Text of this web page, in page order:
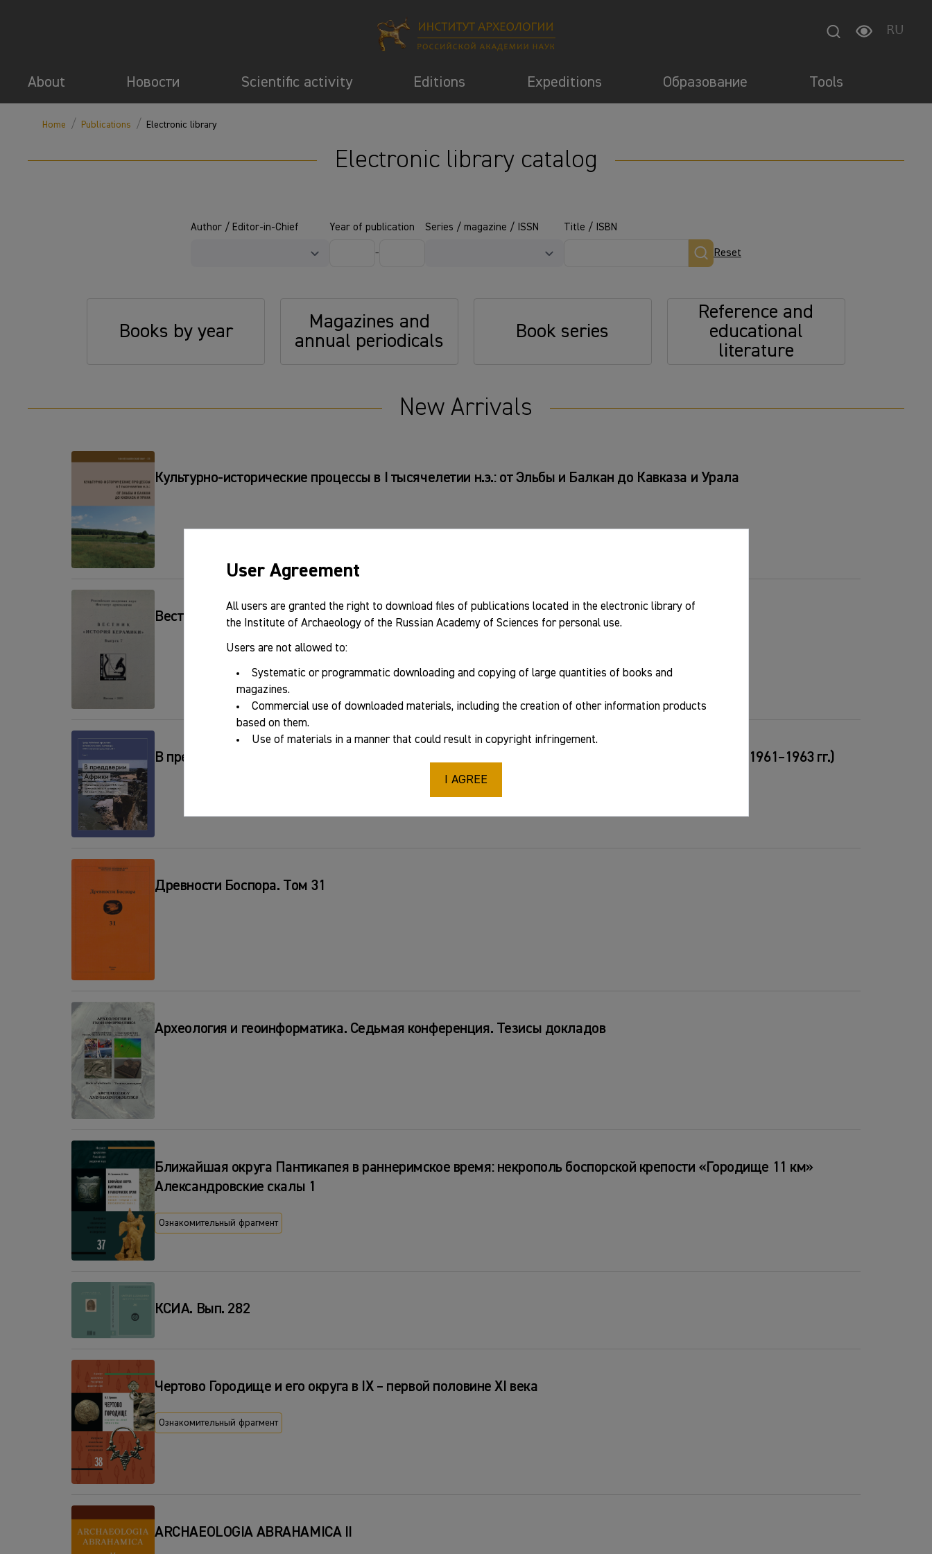
RU
About Новости Scientific activity Editions Expeditions Образование Tools
Home / Publications / Electronic library
Electronic library catalog
Author / Editor-in-Chief Year of publication
-
Series / magazine / ISSN Title / ISBN
Reset
Books by year
Magazines and
annual periodicals
Book series
Reference and
educational
literature
New Arrivals
Культурно-исторические процессы в I тысячелетии н.э.: от Эльбы и Балкан до Кавказа и Урала
Вестник "История керамики". Вып. 7
В преддверии Африки. Материалы к истории Нубийской археологической экспедиции АН СССР (1961–1963 гг.)
Древности Боспора. Том 31
Археология и геоинформатика. Седьмая конференция. Тезисы докладов
Ближайшая округа Пантикапея в раннеримское время: некрополь боспорской крепости «Городище 11 км»
Александровские скалы 1
Ознакомительный фрагмент
КСИА. Вып. 282
Чертово Городище и его округа в IX – первой половине XI века
Ознакомительный фрагмент
ARCHAEOLOGIA ABRAHAMICA II
User Agreement
All users are granted the right to download files of publications located in the electronic library of
the Institute of Archaeology of the Russian Academy of Sciences for personal use.
Users are not allowed to:
Systematic or programmatic downloading and copying of large quantities of books and
magazines.
Commercial use of downloaded materials, including the creation of other information products
based on them.
Use of materials in a manner that could result in copyright infringement.
I AGREE